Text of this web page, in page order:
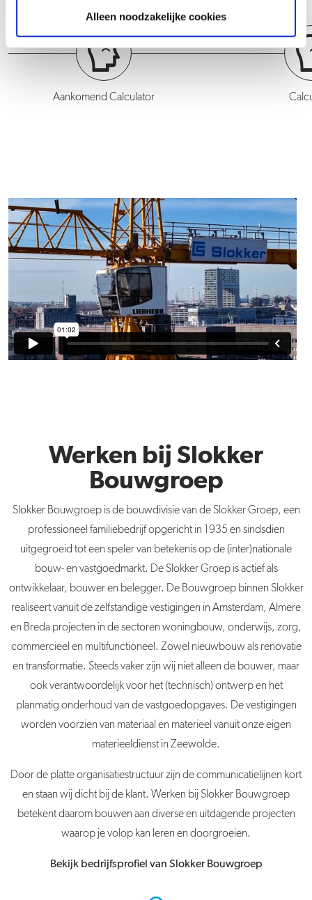
Alleen noodzakelijke cookies
Aankomend Calculator
Werken bij Slokker
Bouwgroep
SlokkerBouwgroep is de bouwdivisie van de SlokkerGroep, een
professioneel familiebedrijf opgericht in 1935 en sindsdien
uitgegroeid tot een speler van betekenis op de (inter)nationale
bouw- en vastgoedmarkt. De SlokkerGroep is actief als
ontwikkelaar, bouwer en belegger. De Bouwgroep binnen Slokker
realiseert vanuit de zelfstandige vestigingen in Amsterdam, Almere
en Breda projecten in de sectoren woningbouw, onderwijs, zorg,
commercieel en multifunctioneel. Zowel nieuwbouw als renovatie
en transformatie. Steeds vaker zijn wij niet alleen de bouwer, maar
ook verantwoordelijk voor het (technisch) ontwerp en het
planmatig onderhoud van de vastgoedopgaves. De vestigingen
worden voorzien van materiaal en materieel vanuit onze eigen
materieeldienst in Zeewolde.
Door de platte organisatiestructuur zijn de communicatielijnen kort
en staan wij dicht bij de klant. Werken bij Slokker Bouwgroep
betekent daarom bouwen aan diverse en uitdagende projecten
waarop je volop kan leren en doorgroeien.
Bekijk bedrijfsprofiel van Slokker Bouwgroep